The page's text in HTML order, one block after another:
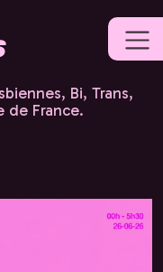
Bi, Trans,
de France.